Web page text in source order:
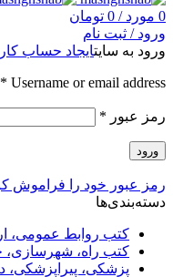
0 مورد /
0 تومان
ورود / ثبت نام
ورود به سایتایجاد حساب
Username or email address
*
رمز عبور *
ورود
رمز عبور خود را فراموش
دسته‌بندی‌ها
کتب روابط عمومی،
کتب راه،
پزشکی،